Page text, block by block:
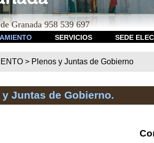
Granada 958 539 697
SERVICIOS SEDE
> Plenos y Juntas de Gobierno
y Juntas de Gobierno.